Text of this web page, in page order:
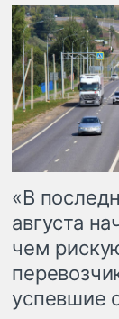
«В
августа
чем
успевшие